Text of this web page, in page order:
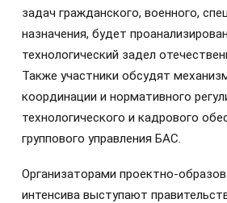
задач гражданского, военного,
назначения, будет
технологический задел
Также участники обсудят
координации и нормативного
технологического и кадрового
группового управления БАС.
Организаторами проектно-
интенсива выступают